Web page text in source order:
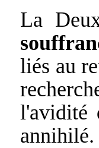
La
liés au
l'avidité
annihilé.